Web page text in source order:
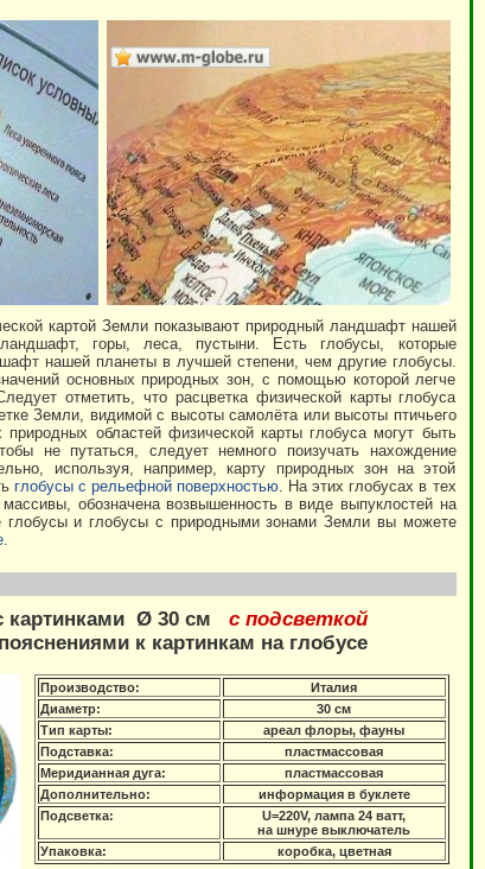
картой Земли показывают природный ландшафт нашей
горы, леса, пустыни. Есть глобусы, которые
нашей планеты в лучшей степени, чем другие глобусы.
основных природных зон, с помощью которой легче
отметить, что расцветка физической карты глобуса
Земли, видимой с высоты самолёта или высоты птичьего
природных областей физической карты глобуса могут быть
не путаться, следует немного поизучать нахождение
используя, например, карту природных зон на этой
глобусы с рельефной поверхностью. На этих глобусах в тех
обозначена возвышенность в виде выпуклостей на
глобусы и глобусы с природными зонами Земли вы можете
картинками Ø 30 см с подсветкой
к картинкам на глобусе
Производство:
Италия
Диаметр:
30 см
Тип карты:
ареал флоры, фауны
Подставка:
пластмассовая
Меридианная дуга:
пластмассовая
Дополнительно:
информация в буклете
Подсветка:
U=220V, лампа 24 ватт,
на шнуре выключатель
Упаковка:
коробка, цветная